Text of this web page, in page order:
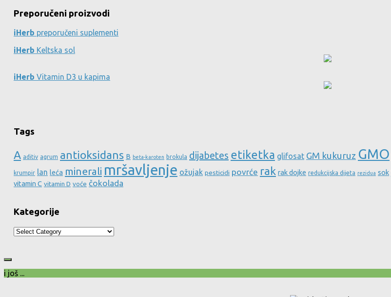
Preporučeni proizvodi
iHerb preporučeni suplementi
iHerb Keltska sol
iHerb Vitamin D3 u kapima
Tags
A aditiv agrum antioksidans B beta-karoten brokula dijabetes etiketka glifosat GM kukuruz GMO
krumpir lan leća minerali mršavljenje ožujak pesticidi povrće rak rak dojke redukcijska dijeta rezidua sok
vitamin C vitamin D voće čokolada
Kategorije
Kategorije
i još ...